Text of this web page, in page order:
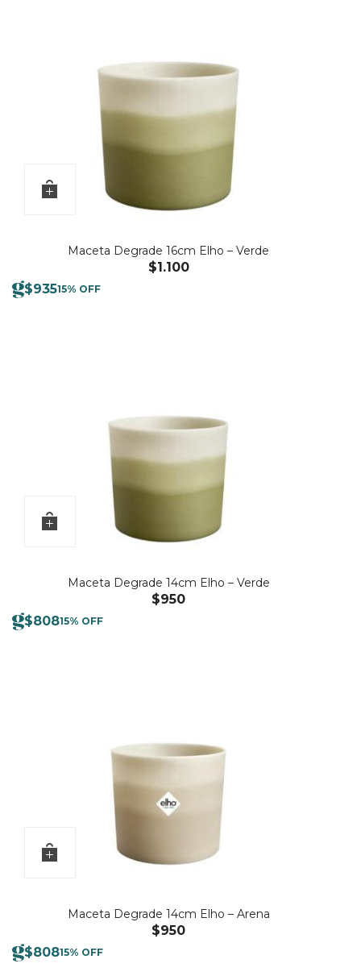
Maceta Degrade 16cm Elho – Verde
$1.100
$93515% OFF
Maceta Degrade 14cm Elho – Verde
$950
$80815% OFF
Maceta Degrade 14cm Elho – Arena
$950
$80815% OFF